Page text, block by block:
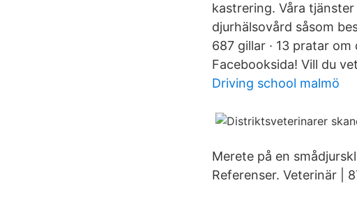
kastrering. Våra
djurhälsovård såsom
687 gillar · 13 pratar
Facebooksida! Vill du
Driving school malmö
Merete på en
Referenser. Veterinär |